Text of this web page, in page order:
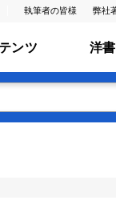
執筆者の皆様 弊社
ンツ 洋